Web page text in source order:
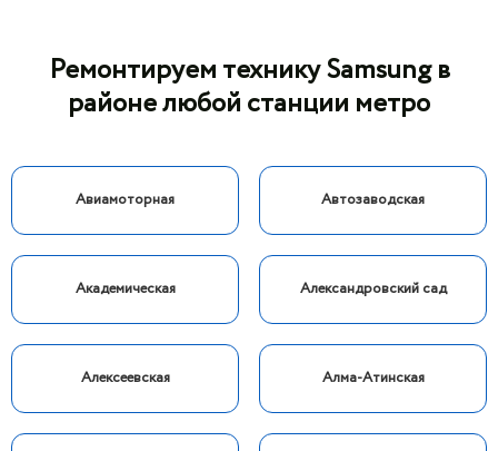
Ремонтируем технику Samsung в
районе любой станции метро
Авиамоторная Автозаводская
Академическая Александровский сад
Алексеевская Алма-Атинская